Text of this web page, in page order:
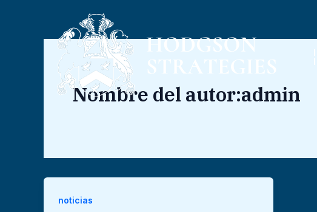
contenido
Nombre del autor:admin
noticias